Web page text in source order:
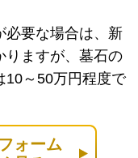
必要な場合は、新
りますが、墓石の
10～50万円程度で
ォーム